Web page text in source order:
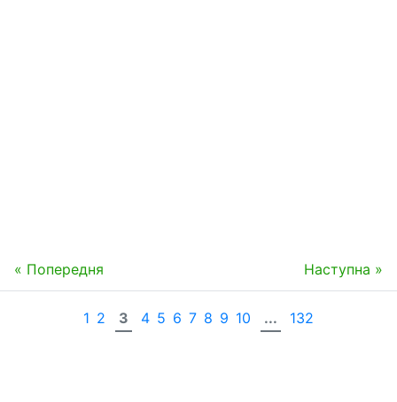
« Попередня Наступна »
1 2 3 4 5 6 7 8 9 10 ... 132